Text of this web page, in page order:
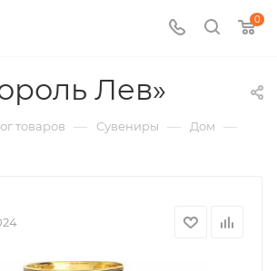
0
Лев»
арт.:
товаров — Сувениры — Дом —